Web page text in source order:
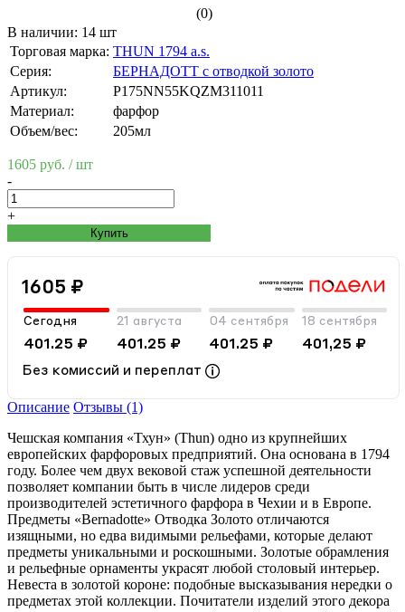
(0)
В наличии: 14 шт
Торговая марка: THUN 1794 a.s.
Серия:
БЕРНАДОТТ с отводкой золото
Артикул:
P175NN55KQZM311011
Материал:
фарфор
Объем/вес:
205мл
1605 руб. / шт
-
+
Купить
1605 ₽
Сегодня
401.25 ₽
21 августа
401.25 ₽
04 сентября
401.25 ₽
18 сентября
401,25 ₽
Без комиссий и переплат
Описание Отзывы (1)
Чешская компания «Тхун» (Thun) одно из крупнейших
европейских фарфоровых предприятий. Она основана в 1794
году. Более чем двух вековой стаж успешной деятельности
позволяет компании быть в числе лидеров среди
производителей эстетичного фарфора в Чехии и в Европе.
Предметы «Bernadotte» Отводка Золото отличаются
изящными, но едва видимыми рельефами, которые делают
предметы уникальными и роскошными. Золотые обрамления
и рельефные орнаменты украсят любой столовый интерьер.
Невеста в золотой короне: подобные высказывания нередки о
предметах этой коллекции. Почитатели изделий этого декора